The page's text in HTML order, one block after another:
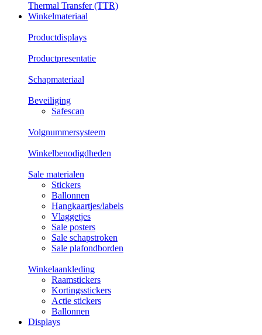
Thermal Transfer (TTR)
Winkelmateriaal
Productdisplays
Productpresentatie
Schapmateriaal
Beveiliging
Safescan
Volgnummersysteem
Winkelbenodigdheden
Sale materialen
Stickers
Ballonnen
Hangkaartjes/labels
Vlaggetjes
Sale posters
Sale schapstroken
Sale plafondborden
Winkelaankleding
Raamstickers
Kortingsstickers
Actie stickers
Ballonnen
Displays